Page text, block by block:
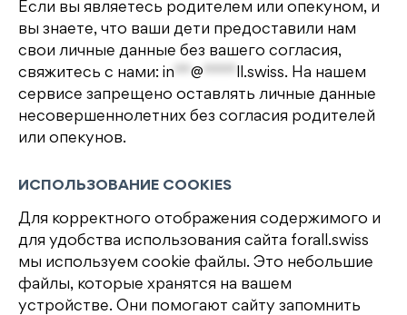
Если вы являетесь родителем или опекуном, и
вы знаете, что ваши дети предоставили нам
свои личные данные без вашего согласия,
свяжитесь с нами: in **@ **** ll.swiss. На нашем
сервисе запрещено оставлять личные данные
несовершеннолетних без согласия родителей
или опекунов.
ИСПОЛЬЗОВАНИЕ COOKIES
Для корректного отображения содержимого и
для удобства использования сайта forall.swiss
мы используем cookie файлы. Это небольшие
файлы, которые хранятся на вашем
устройстве. Они помогают сайту запомнить